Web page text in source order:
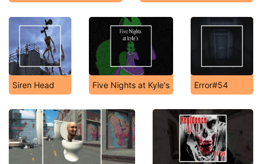
Siren Head Five Nights at Kyle's Error#54